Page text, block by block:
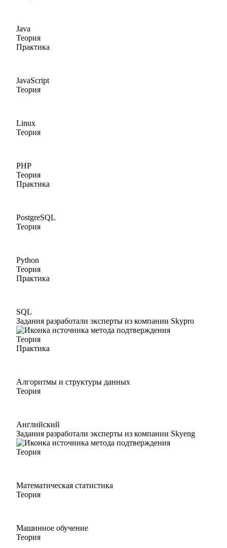
Java
Теория
Практика
JavaScript
Теория
Linux
Теория
PHP
Теория
Практика
PostgreSQL
Теория
Python
Теория
Практика
SQL
Задания разработали эксперты из компании Skypro
Теория
Практика
Алгоритмы и структуры данных
Теория
Английский
Задания разработали эксперты из компании Skyeng
Теория
Математическая статистика
Теория
Машинное обучение
Теория